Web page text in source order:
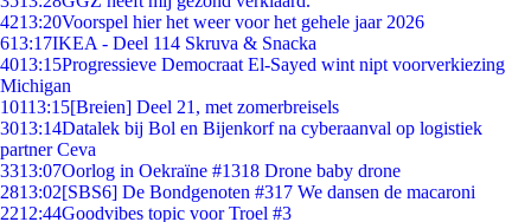
4213:20Voorspel hier het weer voor het gehele jaar 2026
613:17IKEA - Deel 114 Skruva & Snacka
4013:15Progressieve Democraat El-Sayed wint nipt voorverkiezing
Michigan
10113:15[Breien] Deel 21, met zomerbreisels
3013:14Datalek bij Bol en Bijenkorf na cyberaanval op logistiek
partner Ceva
3313:07Oorlog in Oekraïne #1318 Drone baby drone
2813:02[SBS6] De Bondgenoten #317 We dansen de macaroni
2212:44Goodvibes topic voor Troel #3